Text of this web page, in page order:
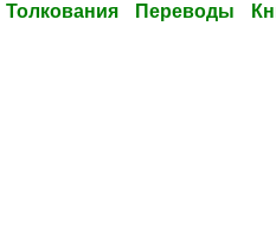
Толкования Переводы